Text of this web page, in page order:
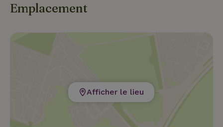
Emplacement
Afficher le lieu